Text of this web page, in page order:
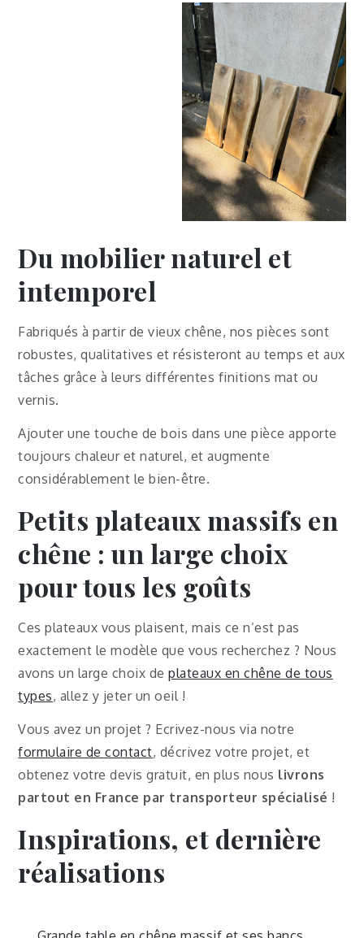
Du mobilier naturel et
intemporel
Fabriqués à partir de vieux chêne, nos pièces sont
robustes, qualitatives et résisteront au temps et aux
tâches grâce à leurs différentes finitions mat ou
vernis.
Ajouter une touche de bois dans une pièce apporte
toujours chaleur et naturel, et augmente
considérablement le bien-être.
Petits plateaux massifs en
chêne : un large choix
pour tous les goûts
Ces plateaux vous plaisent, mais ce n’est pas
exactement le modèle que vous recherchez ? Nous
avons un large choix deplateaux en chêne de tous
types, allez y jeter un oeil !
Vous avez un projet ? Ecrivez-nous via notre
formulaire de contact, décrivez votre projet, et
obtenez votre devis gratuit, en plus nous livrons
partout en France par transporteur spécialisé !
Inspirations, et dernière
réalisations